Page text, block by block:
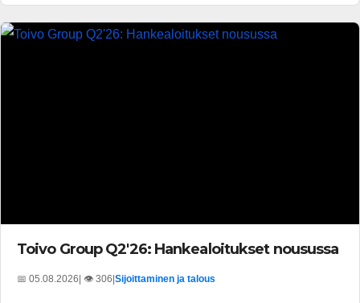
Toivo Group Q2'26: Hankealoitukset nousussa
📅 05.08.2026| 👁️ 306|Sijoittaminen ja talous